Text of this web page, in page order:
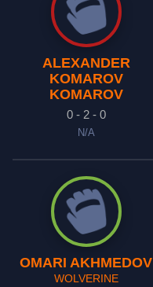
ALEXANDER
KOMAROV
KOMAROV
0 - 2 - 0
N/A
OMARI AKHMEDOV
WOLVERINE